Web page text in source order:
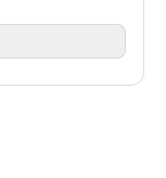
오기를 기다린 유일
_독자 서평